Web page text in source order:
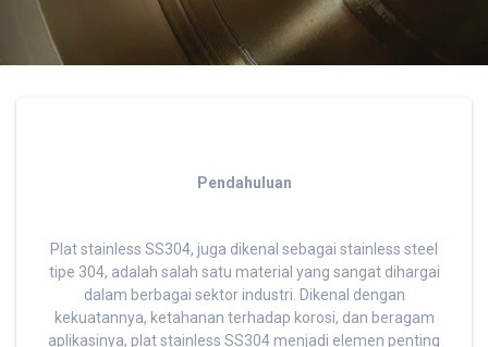
Pendahuluan
Plat stainless SS304, juga dikenal sebagai stainless steel
tipe 304, adalah salah satu material yang sangat dihargai
dalam berbagai sektor industri. Dikenal dengan
kekuatannya, ketahanan terhadap korosi, dan beragam
aplikasinya, plat stainless SS304 menjadi elemen penting